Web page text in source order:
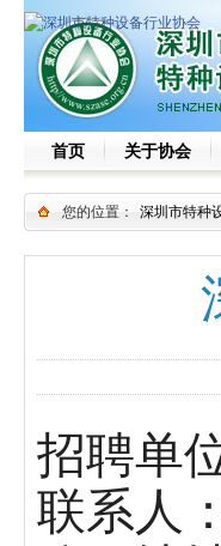
首页 关于协会
您的位置： 深圳市特种
招聘单
联系人